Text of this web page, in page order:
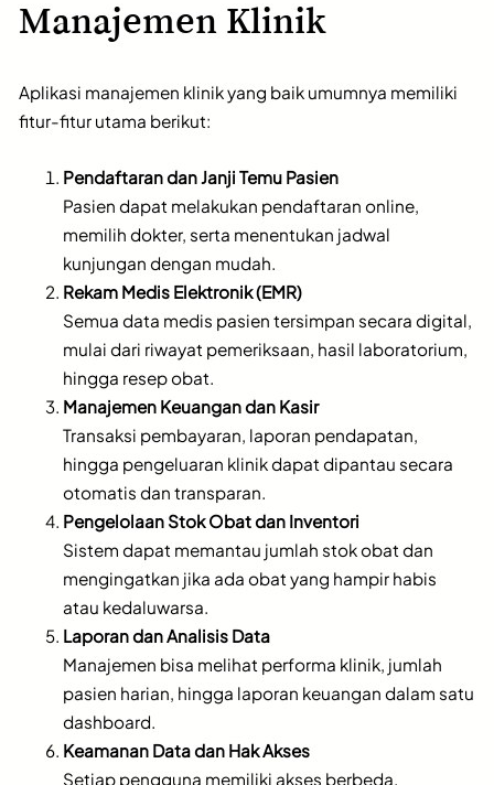
Manajemen Klinik
Aplikasi manajemen klinik yang baik umumnya memiliki
fitur-fitur utama berikut:
Pendaftaran dan Janji Temu Pasien
Pasien dapat melakukan pendaftaran online,
memilih dokter, serta menentukan jadwal
kunjungan dengan mudah.
Rekam Medis Elektronik (EMR)
Semua data medis pasien tersimpan secara digital,
mulai dari riwayat pemeriksaan, hasil laboratorium,
hingga resep obat.
Manajemen Keuangan dan Kasir
Transaksi pembayaran, laporan pendapatan,
hingga pengeluaran klinik dapat dipantau secara
otomatis dan transparan.
Pengelolaan Stok Obat dan Inventori
Sistem dapat memantau jumlah stok obat dan
mengingatkan jika ada obat yang hampir habis
atau kedaluwarsa.
Laporan dan Analisis Data
Manajemen bisa melihat performa klinik, jumlah
pasien harian, hingga laporan keuangan dalam satu
dashboard.
Keamanan Data dan Hak Akses
Setiap pengguna memiliki akses berbeda,